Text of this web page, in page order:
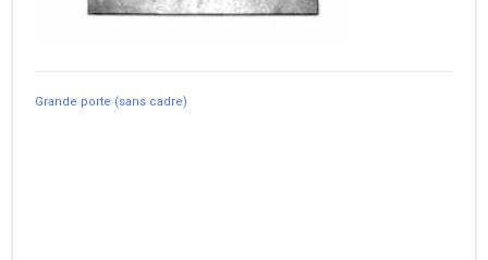
Grande porte (sans cadre)